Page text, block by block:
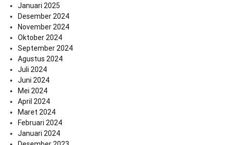
Januari 2025
Desember 2024
November 2024
Oktober 2024
September 2024
Agustus 2024
Juli 2024
Juni 2024
Mei 2024
April 2024
Maret 2024
Februari 2024
Januari 2024